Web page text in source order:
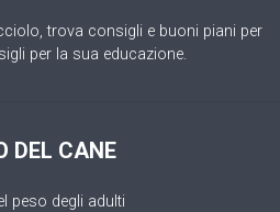
trova consigli e buoni piani per
per la sua educazione.
DEL CANE
peso degli adulti